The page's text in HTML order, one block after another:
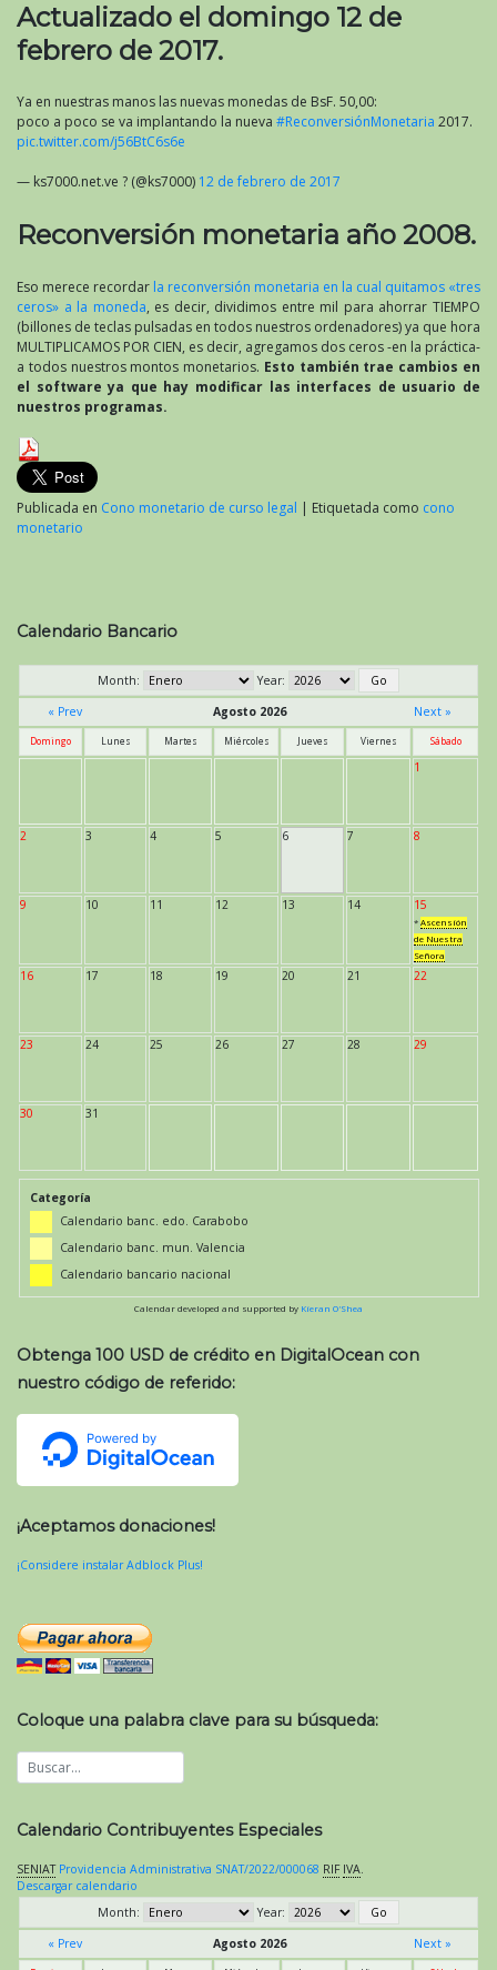
Actualizado el domingo 12 de
febrero de 2017.
Ya en nuestras manos las nuevas monedas de BsF. 50,00:
poco a poco se va implantando la nueva #ReconversiónMonetaria 2017.
pic.twitter.com/j56BtC6s6e
— ks7000.net.ve ? (@ks7000) 12 de febrero de 2017
Reconversión monetaria año 2008.
Eso merece recordar la reconversión monetaria en la cual quitamos «tres
ceros» a la moneda, es decir, dividimos entre mil para ahorrar TIEMPO
(billones de teclas pulsadas en todos nuestros ordenadores) ya que hora
MULTIPLICAMOS POR CIEN, es decir, agregamos dos ceros -en la práctica-
a todos nuestros montos monetarios. Esto también trae cambios en
el software ya que hay modificar las interfaces de usuario de
nuestros programas.
Publicada en Cono monetario de curso legal | Etiquetada como cono
monetario
Calendario Bancario
Month:
Year:
« Prev
Agosto 2026 Next »
Domingo Lunes Martes Miércoles Jueves Viernes Sábado
1
2 3 4 5 6 7 8
9 10 11 12 13 14 15
* Ascensión
de Nuestra
Señora
16 17 18 19 20 21 22
23 24 25 26 27 28 29
30 31
Categoría
Calendario banc. edo. Carabobo
Calendario banc. mun. Valencia
Calendario bancario nacional
Calendar developed and supported by Kieran O'Shea
Obtenga 100 USD de crédito en DigitalOcean con
nuestro código de referido:
¡Aceptamos donaciones!
¡Considere instalar Adblock Plus!
Coloque una palabra clave para su búsqueda:
Calendario Contribuyentes Especiales
SENIAT Providencia Administrativa SNAT/2022/000068 RIF IVA.
Descargar calendario
Month:
Year:
« Prev
Agosto 2026 Next »